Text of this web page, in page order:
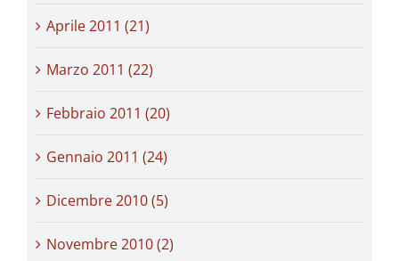
Aprile 2011 (21)
Marzo 2011 (22)
Febbraio 2011 (20)
Gennaio 2011 (24)
Dicembre 2010 (5)
Novembre 2010 (2)